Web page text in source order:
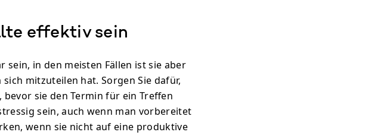
effektiv sein
in den meisten Fällen ist sie aber
mitzuteilen hat. Sorgen Sie dafür,
sie den Termin für ein Treffen
sein, auch wenn man vorbereitet
wenn sie nicht auf eine produktive